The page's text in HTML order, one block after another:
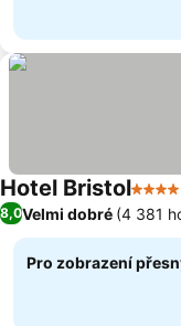
Hotel Bristol4
8,0Velmi dobré (4 381
Pro zobrazení